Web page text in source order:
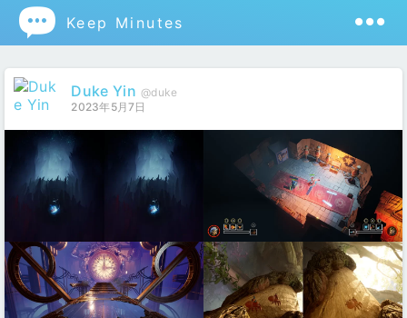
 Keep Minutes
Duke Yin @duke
2023年5月7日